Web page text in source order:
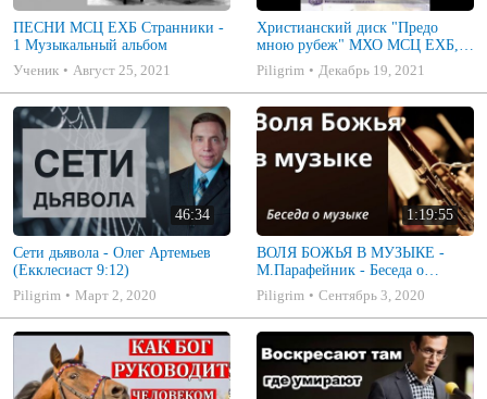
ПЕСНИ МСЦ ЕХБ Странники -
1 Музыкальный альбом
Ученик
Август 25, 2021
Христианский диск "Предо
мною рубеж" МХО МСЦ ЕХБ,
музыкальный альбом, пение,
музыка
Piligrim Декабрь 19, 2021
46:34
Сети дьявола - Олег Артемьев
(Екклесиаст 9:12)
Piligrim
Март 2, 2020
1:19:55
ВОЛЯ БОЖЬЯ В МУЗЫКЕ -
М.Парафейник - Беседа о
музыке 2
Piligrim Сентябрь 3, 2020